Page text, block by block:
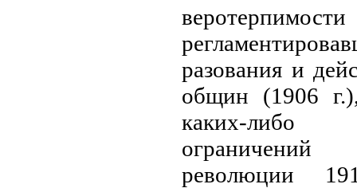
разования и
общин (1906 г
каких-либо
ограничений
революции